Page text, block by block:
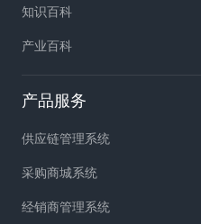
知识百科
产业百科
产品服务
供应链管理系统
采购商城系统
经销商管理系统